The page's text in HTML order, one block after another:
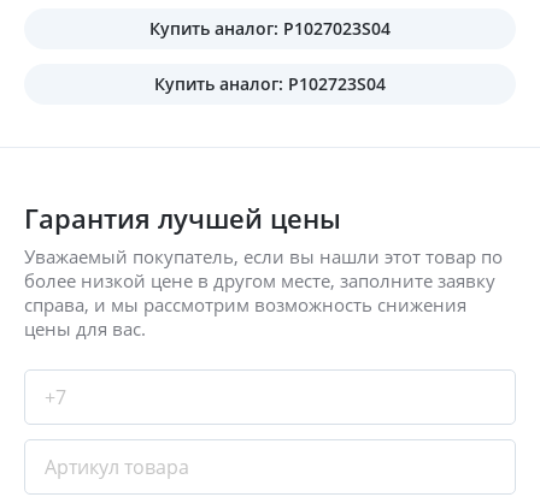
Купить аналог: P1027023S04
Купить аналог: P102723S04
Гарантия лучшей цены
Уважаемый покупатель, если вы нашли этот товар по
более низкой цене в другом месте, заполните заявку
справа, и мы рассмотрим возможность снижения
цены для вас.